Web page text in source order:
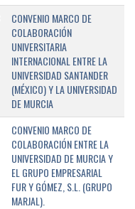
CONVENIO MARCO DE
COLABORACIÓN
UNIVERSITARIA
INTERNACIONAL ENTRE LA
UNIVERSIDAD SANTANDER
(MÉXICO) Y LA UNIVERSIDAD
DE MURCIA
CONVENIO MARCO DE
COLABORACIÓN ENTRE LA
UNIVERSIDAD DE MURCIA Y
EL GRUPO EMPRESARIAL
FUR Y GÓMEZ, S.L. (GRUPO
MARJAL).